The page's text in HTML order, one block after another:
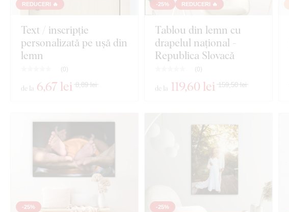
REDUCERI 🔥
Text / inscripție
personalizată pe ușă din
lemn
(0)
de la 6,67 lei 8,89 lei
-25% REDUCERI 🔥
Tablou din lemn cu
drapelul național -
Republica Slovacă
(0)
de la 119,60 lei 159,50 lei
-25%
-25%